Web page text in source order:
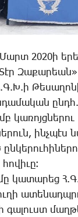
2020ի
կա­ռոյց­նե­րու
ինչ­պէս
կա­տա­րեց